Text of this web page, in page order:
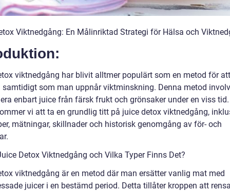
Viktnedgång: En Målinriktad Strategi för Hälsa och
viktnedgång har blivit alltmer populärt som en metod för
samtidigt som man uppnår viktminskning. Denna metod
enbart juice från färsk frukt och grönsaker under en viss
vi att ta en grundlig titt på juice detox viktnedgång,
mätningar, skillnader och historisk genomgång av för- och
Detox Viktnedgång och Vilka Typer Finns Det?
viktnedgång är en metod där man ersätter vanlig mat med
juicer i en bestämd period. Detta tillåter kroppen att